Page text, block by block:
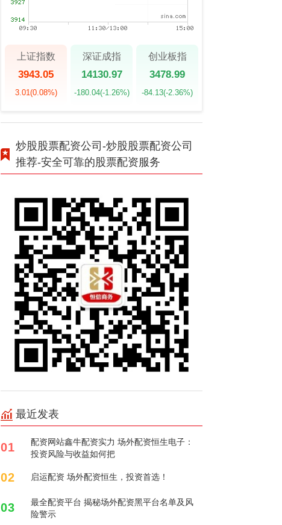
上证指数
3943.05
3.01 (0.08%)
深证成指
14130.97
-180.04(-1.26%)
创业板指
3478.99
-84.13(-2.36%)
炒股股票配资公司-炒股股票配资公司
推荐-安全可靠的股票配资服务
最近发表
01
配资网站鑫牛配资实力 场外配资恒生电子：
投资风险与收益如何把
02 启运配资 场外配资恒生，投资首选！
03
最全配资平台 揭秘场外配资黑平台名单及风
险警示